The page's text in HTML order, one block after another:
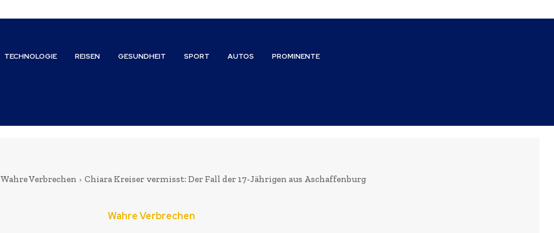
TECHNOLOGIE REISEN GESUNDHEIT SPORT AUTOS PROMINENTE
Wahre Verbrechen Chiara Kreiser vermisst: Der Fall der 17-Jährigen aus Aschaffenburg
Wahre Verbrechen